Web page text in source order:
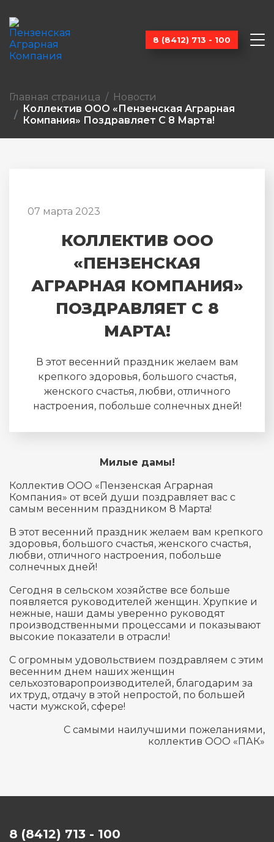
8 (8412) 713 - 100
Главная страница
Новости
Коллектив ООО «Пензенская Аграрная
Компания» Поздравляет С 8 Марта!
07 марта 2023
КОЛЛЕКТИВ ООО
«ПЕНЗЕНСКАЯ
АГРАРНАЯ КОМПАНИЯ»
ПОЗДРАВЛЯЕТ С 8
МАРТА!
В этот весенний праздник желаем вам
крепкого здоровья, большого счастья,
женского счастья, любви, отличного
настроения, побольше солнечных дней!
Милые дамы!
Коллектив ООО «Пензенская Аграрная
Компания» от всей души поздравляет вас с
самым весенним праздником 8 Марта!
В этот весенний праздник желаем вам крепкого
здоровья, большого счастья, женского счастья,
любви, отличного настроения, побольше
солнечных дней!
Сегодня в сельском хозяйстве все больше
появляется руководителей женщин. Хрупкие и
нежные, наши дамы уверенно руководят
производственными процессами и показывают
высокие показатели в отрасли!
С огромным удовольствием поздравляем с этим
весенним днем наших женщин
сельхозтоваропроизводителей, благодарим за
их труд, отдачу в этой непростой, по большей
части мужской, сфере!
С самыми наилучшими пожеланиями,
коллектив ООО «ПАК»
8 (8412) 713 - 100